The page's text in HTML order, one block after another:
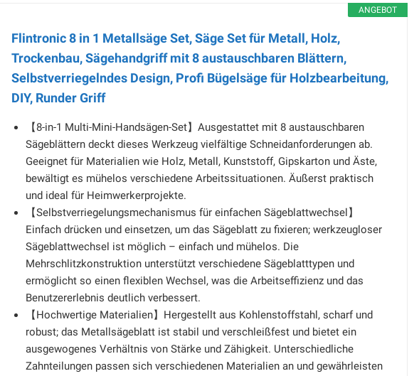
ANGEBOT
Flintronic 8 in 1 Metallsäge Set, Säge Set für Metall, Holz,
Trockenbau, Sägehandgriff mit 8 austauschbaren Blättern,
Selbstverriegelndes Design, Profi Bügelsäge für Holzbearbeitung,
DIY, Runder Griff
【8-in-1 Multi-Mini-Handsägen-Set】Ausgestattet mit 8 austauschbaren
Sägeblättern deckt dieses Werkzeug vielfältige Schneidanforderungen ab.
Geeignet für Materialien wie Holz, Metall, Kunststoff, Gipskarton und Äste,
bewältigt es mühelos verschiedene Arbeitssituationen. Äußerst praktisch
und ideal für Heimwerkerprojekte.
【Selbstverriegelungsmechanismus für einfachen Sägeblattwechsel】
Einfach drücken und einsetzen, um das Sägeblatt zu fixieren; werkzeugloser
Sägeblattwechsel ist möglich – einfach und mühelos. Die
Mehrschlitzkonstruktion unterstützt verschiedene Sägeblatttypen und
ermöglicht so einen flexiblen Wechsel, was die Arbeitseffizienz und das
Benutzererlebnis deutlich verbessert.
【Hochwertige Materialien】Hergestellt aus Kohlenstoffstahl, scharf und
robust; das Metallsägeblatt ist stabil und verschleißfest und bietet ein
ausgewogenes Verhältnis von Stärke und Zähigkeit. Unterschiedliche
Zahnteilungen passen sich verschiedenen Materialien an und gewährleisten